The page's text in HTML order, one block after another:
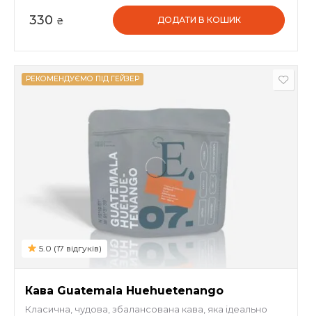
330 ₴ ДОДАТИ В КОШИК
РЕКОМЕНДУЄМО ПІД ГЕЙЗЕР
5.0 (17 відгуків)
Кава Guatemala Huehuetenango
Класична, чудова, збалансована кава, яка ідеально